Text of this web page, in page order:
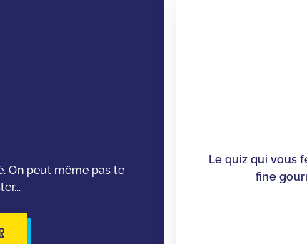
On peut même pas te
Le quiz qui vous
fine